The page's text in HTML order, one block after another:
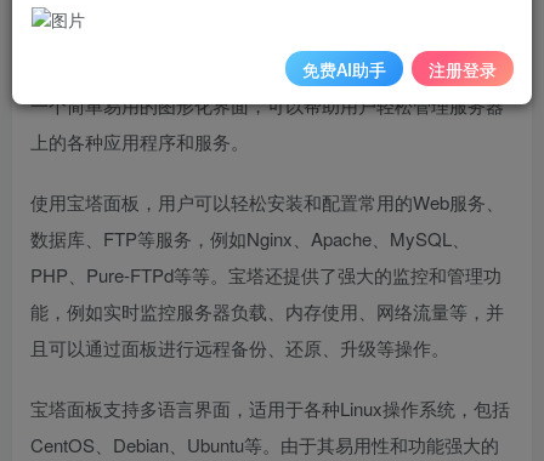
宝塔（BT Panel）是一个开源的服务器管理面板，它提供了
一个简单易用的图形化界面，可以帮助用户轻松管理服务器
上的各种应用程序和服务。
使用宝塔面板，用户可以轻松安装和配置常用的Web服务、
数据库、FTP等服务，例如Nginx、Apache、MySQL、
PHP、Pure-FTPd等等。宝塔还提供了强大的监控和管理功
能，例如实时监控服务器负载、内存使用、网络流量等，并
且可以通过面板进行远程备份、还原、升级等操作。
宝塔面板支持多语言界面，适用于各种Linux操作系统，包括
CentOS、Debian、Ubuntu等。由于其易用性和功能强大的
免费AI助手 注册登录